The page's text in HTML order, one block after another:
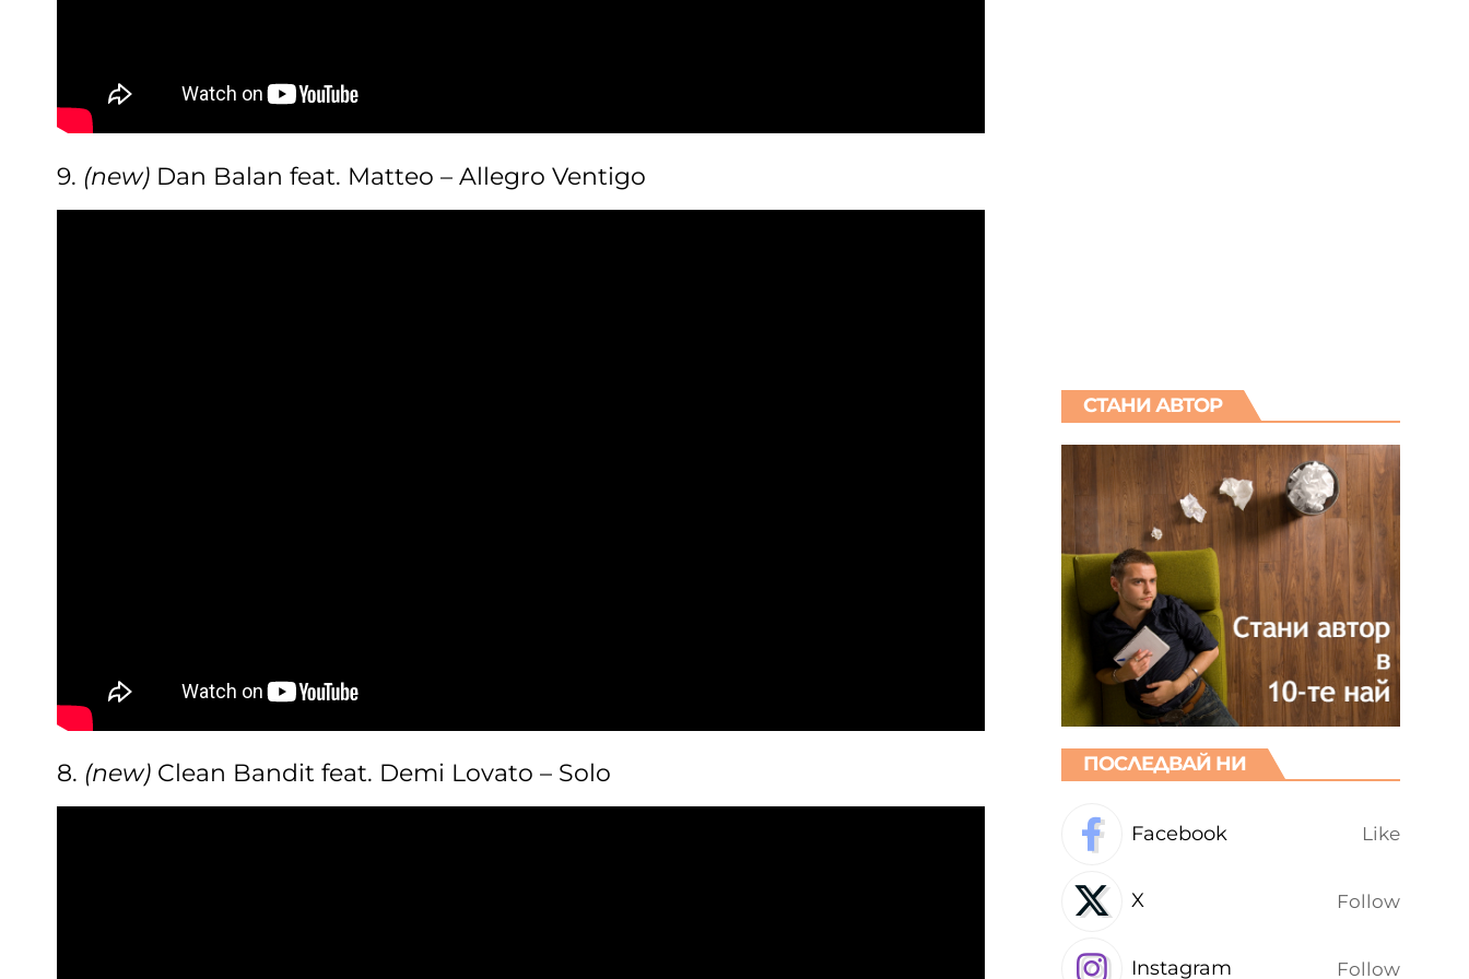
9. (new) Dan Balan feat. Matteo – Allegro Ventigo
8. (new) Clean Bandit feat. Demi Lovato – Solo
СТАНИ АВТОР
ПОСЛЕДВАЙ НИ
Facebook Like
X Follow
Instagram Follow